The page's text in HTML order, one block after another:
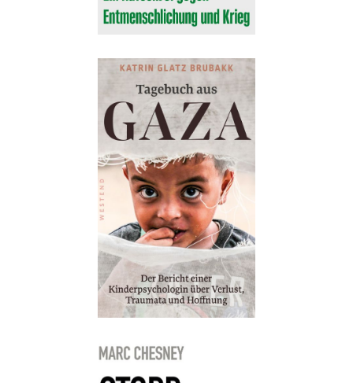
Details
Buch: 12,00 €
eBook: 9,99 €